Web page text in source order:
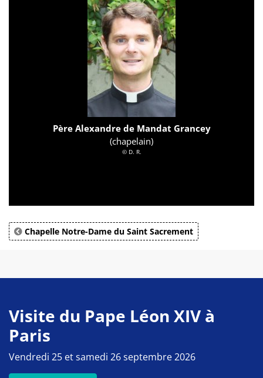
Père Alexandre de Mandat Grancey
(chapelain)
© D. R.
Chapelle Notre-Dame du Saint Sacrement
Visite du Pape Léon XIV à
Paris
Vendredi 25 et samedi 26 septembre 2026